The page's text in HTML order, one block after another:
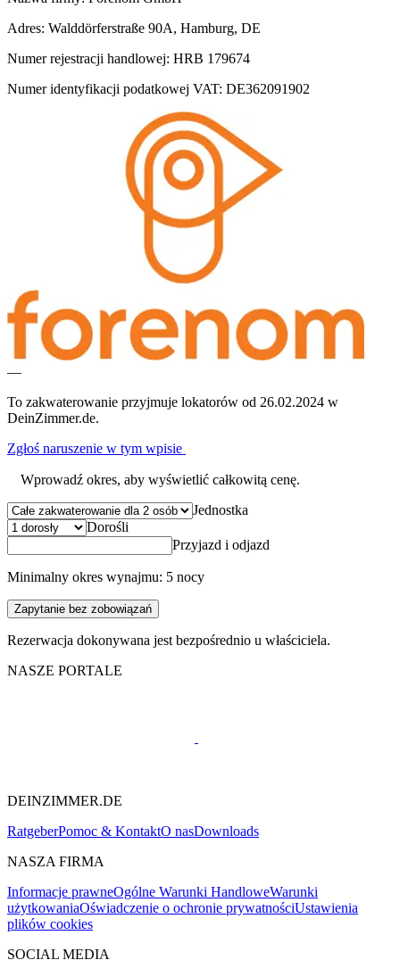
Adres: Walddörferstraße 90A, Hamburg, DE
Numer rejestracji handlowej: HRB 179674
Numer identyfikacji podatkowej VAT: DE362091902
—
To zakwaterowanie przyjmuje lokatorów od 26.02.2024 w
DeinZimmer.de.
Zgłoś naruszenie w tym wpisie
Wprowadź okres, aby wyświetlić całkowitą cenę.
Jednostka
Dorośli
Przyjazd i odjazd
Minimalny okres wynajmu: 5 nocy
Zapytanie bez zobowiązań
Rezerwacja dokonywana jest bezpośrednio u właściciela.
NASZE PORTALE
DEINZIMMER.DE
RatgeberPomoc & KontaktO nasDownloads
NASZA FIRMA
Informacje prawneOgólne Warunki HandloweWarunki
użytkowaniaOświadczenie o ochronie prywatnościUstawienia
plików cookies
SOCIAL MEDIA